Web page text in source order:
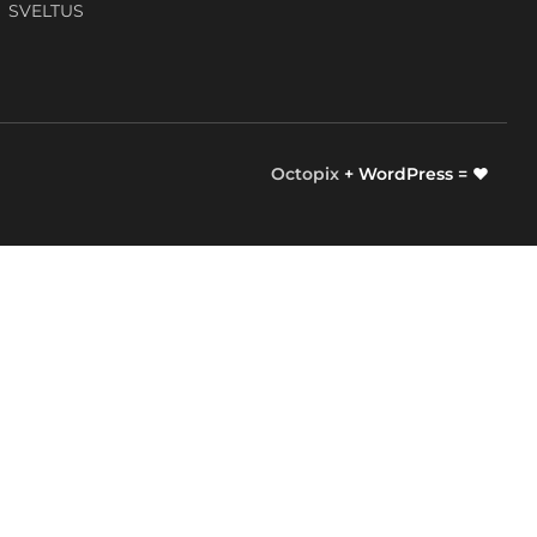
SVELTUS
Octopix+ WordPress = ❤